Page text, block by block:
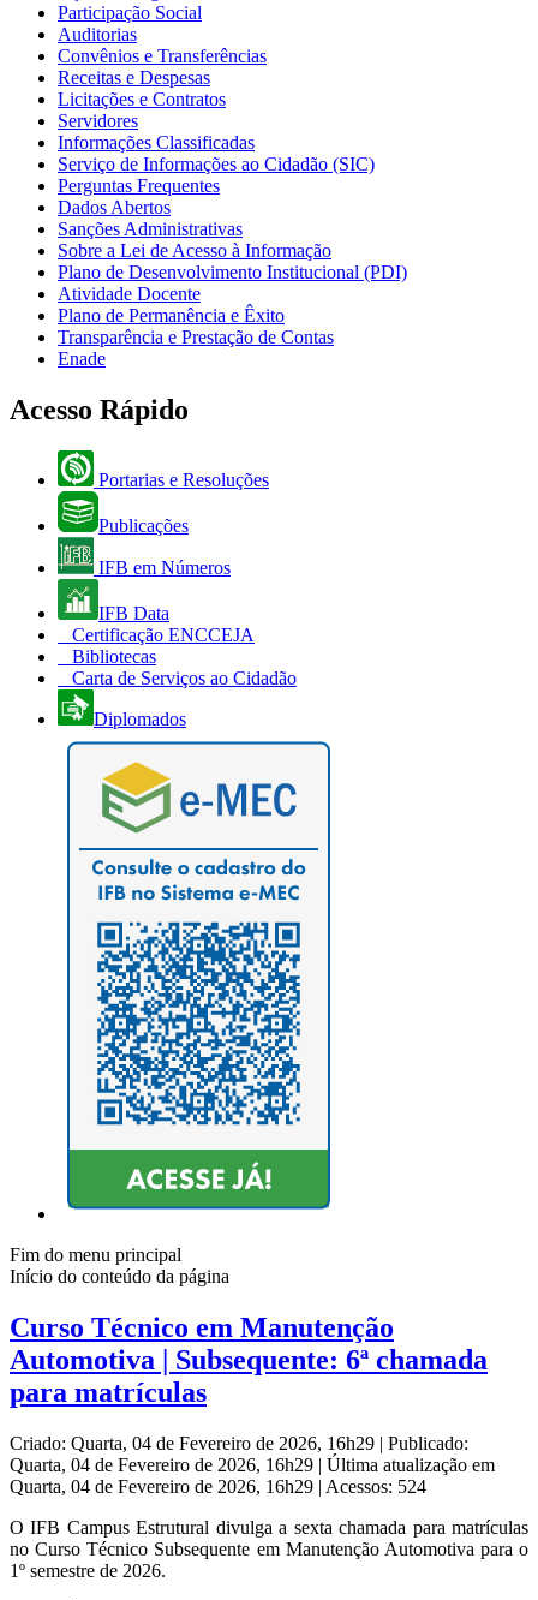
Participação Social
Auditorias
Convênios e Transferências
Receitas e Despesas
Licitações e Contratos
Servidores
Informações Classificadas
Serviço de Informações ao Cidadão (SIC)
Perguntas Frequentes
Dados Abertos
Sanções Administrativas
Sobre a Lei de Acesso à Informação
Plano de Desenvolvimento Institucional (PDI)
Atividade Docente
Plano de Permanência e Êxito
Transparência e Prestação de Contas
Enade
Acesso Rápido
Portarias e Resoluções
Publicações
IFB em Números
IFB Data
Certificação ENCCEJA
Bibliotecas
Carta de Serviços ao Cidadão
Diplomados
Fim do menu principal
Início do conteúdo da página
Curso Técnico em Manutenção
Automotiva | Subsequente: 6ª chamada
para matrículas
Criado: Quarta, 04 de Fevereiro de 2026, 16h29 | Publicado:
Quarta, 04 de Fevereiro de 2026, 16h29 | Última atualização em
Quarta, 04 de Fevereiro de 2026, 16h29 | Acessos: 524
O IFB Campus Estrutural divulga a sexta chamada para matrículas
no Curso Técnico Subsequente em Manutenção Automotiva para o
1º semestre de 2026.